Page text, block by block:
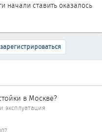
начали ставить оказалось
в Москве?
эксплуатация